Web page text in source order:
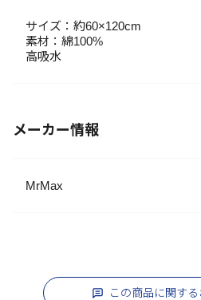
サイズ：約60×120cm
素材：綿100%
高吸水
メーカー情報
MrMax
この商品に関す